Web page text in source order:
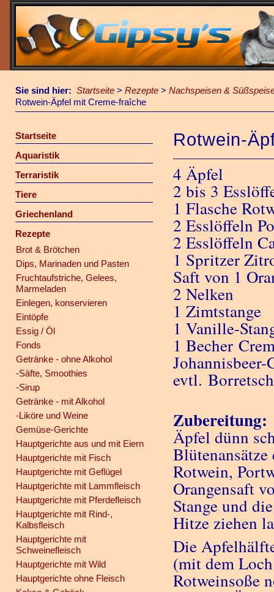
Sie sind hier: Startseite > Rezepte > Nachspeisen &
Rotwein-Äpfel mit Creme-fraîche
Startseite
Aquaristik
Terraristik
Tiere
Griechenland
Rezepte
Brot & Brötchen
Dips, Marinaden und Pasten
Fruchtaufstriche, Gelees,
Marmeladen
Einlegen, konservieren
Eintöpfe
Essig / Öl
Fonds
Getränke - ohne Alkohol
-Säfte, Smoothies
-Sirup
Getränke - mit Alkohol
-Liköre und Weine
Gemüse-Gerichte
Hauptgerichte aus und mit Eiern
Hauptgerichte mit Fisch
Hauptgerichte mit Geflügel
Hauptgerichte mit Lammfleisch
Hauptgerichte mit Pferdefleisch
Hauptgerichte mit Rind-,
Kalbsfleisch
Hauptgerichte mit
Schweinefleisch
Hauptgerichte mit Wild
Hauptgerichte ohne Fleisch
Rotwein-
4 Äpfel
2 bis 3
1 Flasche
2 Esslöffeln
2 Esslöffeln
1 Spritzer
Saft von 1
2 Nelken
1 Zimtstange
1 Vanille-
1 Becher
Johannisbeer-
evtl.
Zubereitung:
Äpfel dünn
Rotwein,
Orangensaft
Stange und
Hitze ziehen
Die
(mit dem
Rotweinsoße